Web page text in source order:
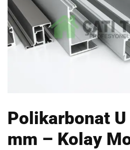
Polikarbonat
mm – Kolay